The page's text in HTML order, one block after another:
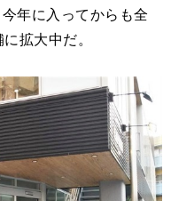
年に入ってからも全
拡大中だ。